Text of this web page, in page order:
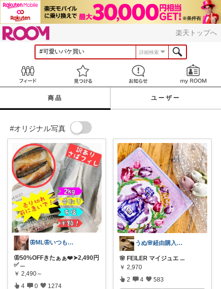
楽天トップへ
詳細検索
見つける お知らせ
商品 ユーザー
#オリジナル写真
🦋ML🦋いつもありがとう💓
🦋50%OFFきたぁぁ❤️➤2,490円
✅ ...
￥ 2,490～
4 0 1274
うぬ🌸経由購入ありがとです🙇‍♀️
🌸 FEILER マイジュエ ...
￥ 2,970
2 4 583